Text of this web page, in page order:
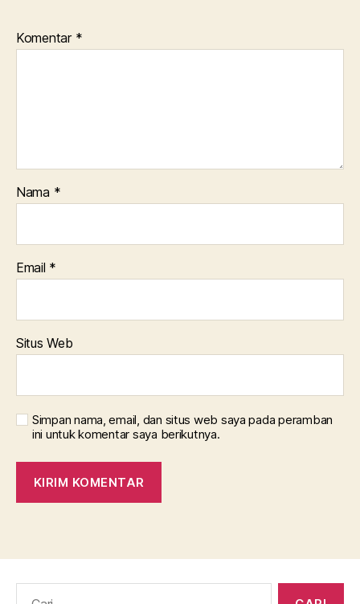
Komentar *
Nama *
Email *
Situs Web
Simpan nama, email, dan situs web saya pada peramban
ini untuk komentar saya berikutnya.